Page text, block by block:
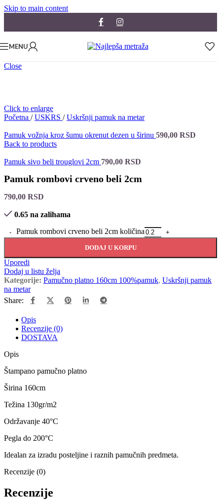
Skip to main content
MENU
Close
Click to enlarge
Početna / USKRS / Uskršnji pamuk na metar
Pamuk vožnja kroz šumu okrenut dezen u širinu 590,00 RSD
Back to products
Pamuk sivo beli trouglovi 2cm 790,00 RSD
Pamuk rombovi crveno beli 2cm
790,00 RSD
0.65 na zalihama
Pamuk rombovi crveno beli 2cm količina
DODAJ U KORPU
Uporedi
Dodaj u listu želja
Kategorije: Pamučno platno 160cm 100%pamuk, Uskršnji pamuk
na metar
Share:
Opis
Recenzije (0)
DOSTAVA
Opis
Štampano pamučno platno
Širina 160cm
Težina 130gr/m2
Održavanje 40°C
Pegla do 200°C
Idealan za izradu posteljine i raznih pamučnih predmeta.
Recenzije (0)
Recenzije